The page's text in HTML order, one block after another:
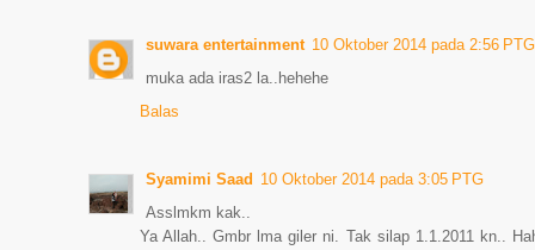
suwara entertainment 10 Oktober 2014 pada 2:56 PTG
muka ada iras2 la..hehehe
Balas
Syamimi Saad 10 Oktober 2014 pada 3:05 PTG
Asslmkm kak..
Ya Allah.. Gmbr lma giler ni. Tak silap 1.1.2011 kn..